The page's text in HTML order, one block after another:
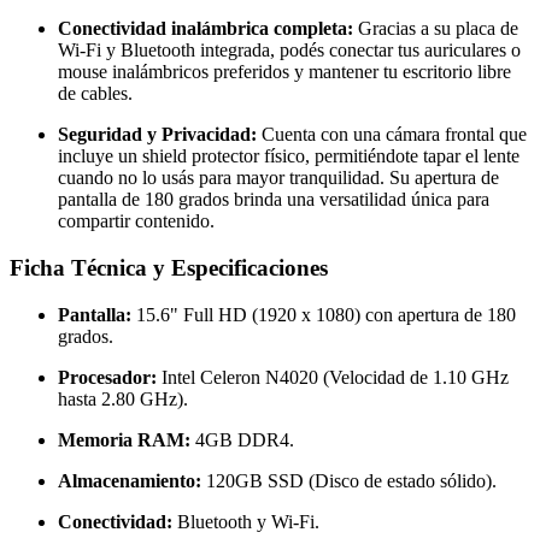
Conectividad inalámbrica completa: Gracias a su placa de
Wi-Fi y Bluetooth integrada, podés conectar tus auriculares o
mouse inalámbricos preferidos y mantener tu escritorio libre
de cables.
Seguridad y Privacidad: Cuenta con una cámara frontal que
incluye un shield protector físico, permitiéndote tapar el lente
cuando no lo usás para mayor tranquilidad. Su apertura de
pantalla de 180 grados brinda una versatilidad única para
compartir contenido.
Ficha Técnica y Especificaciones
Pantalla: 15.6" Full HD (1920 x 1080) con apertura de 180
grados.
Procesador: Intel Celeron N4020 (Velocidad de 1.10 GHz
hasta 2.80 GHz).
Memoria RAM: 4GB DDR4.
Almacenamiento: 120GB SSD (Disco de estado sólido).
Conectividad: Bluetooth y Wi-Fi.